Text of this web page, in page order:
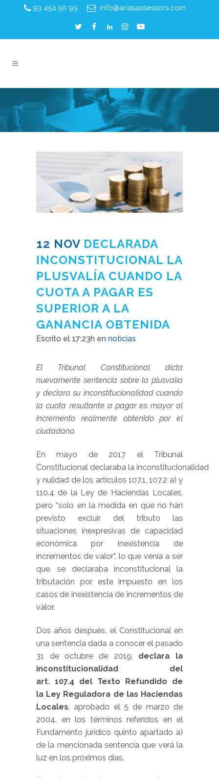
93 454 50 95 info@ariasassessors.com
12 NOV DECLARADA
INCONSTITUCIONAL LA
PLUSVALÍA CUANDO LA
CUOTA A PAGAR ES
SUPERIOR A LA
GANANCIA OBTENIDA
Escrito el 17:23h en noticias
El Tribunal Constitucional dicta
nuevamente sentencia sobre la plusvalía
y declara su inconstitucionalidad cuando
la cuota resultante a pagar es mayor al
incremento realmente obtenido por el
ciudadano.
En mayo de 2017 el Tribunal
Constitucional declaraba la inconstitucionalidad
y nulidad de los artículos 107.1, 107.2 a) y
110.4 de la Ley de Haciendas Locales,
pero “solo en la medida en que no han
previsto excluir del tributo las
situaciones inexpresivas de capacidad
económica por inexistencia de
incrementos de valor”, lo que venía a ser
que, se declaraba inconstitucional la
tributación por este impuesto en los
casos de inexistencia de incrementos de
valor.
Dos años después, el Constitucional en
una sentencia dada a conocer el pasado
31 de octubre de 2019, declara la
inconstitucionalidad del
art. 107.4 del Texto Refundido de
la Ley Reguladora de las Haciendas
Locales , aprobado el 5 de marzo de
2004, en los términos referidos en el
Fundamento jurídico quinto apartado a)
de la mencionada sentencia que verá la
luz en los próximos días.